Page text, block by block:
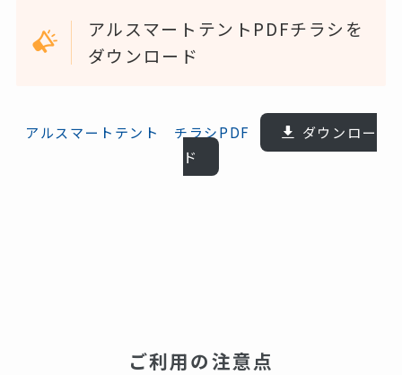
アルスマートテントPDFチラシを
ダウンロード
アルスマートテント チラシPDF
ダウンロー
ド
ご利用の注意点